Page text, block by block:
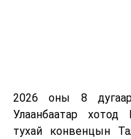
2026 оны 8
Улаанбаатар
тухай конвенцын